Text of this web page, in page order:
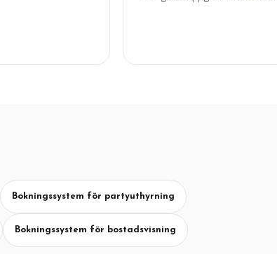
Bokningssystem för partyuthyrning
Bokningssystem för bostadsvisning